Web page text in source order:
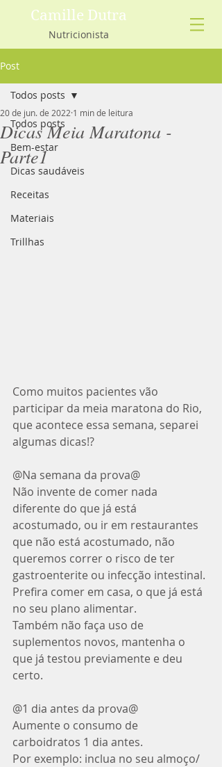
Camille Dutra
Nutricionista
Post
Todos posts
Bem-estar
Dicas saudáveis
Receitas
Materiais
Trillhas
Todos posts
Dicas Meia Maratona -
Parte1
20 de jun. de 2022 1 min de leitura
Como muitos pacientes vão
participar da meia maratona do Rio,
que acontece essa semana, separei
algumas dicas!?
@Na semana da prova@
Não invente de comer nada
diferente do que já está
acostumado, ou ir em restaurantes
que não está acostumado, não
queremos correr o risco de ter
gastroenterite ou infecção intestinal.
Prefira comer em casa, o que já está
no seu plano alimentar.
Também não faça uso de
suplementos novos, mantenha o
que já testou previamente e deu
certo.
@1 dia antes​ da prova@
Aumente o consumo de
carboidratos 1 dia antes.
Por exemplo: inclua no seu almoço/